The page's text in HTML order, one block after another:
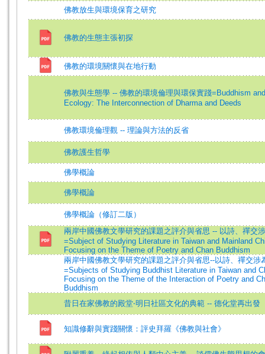
佛教放生與環境保育之研究
佛教的生態主張初探
佛教的環境關懷與在地行動
佛教與生態學 -- 佛教的環境倫理與環保實踐=Buddhism and
Ecology: The Interconnection of Dharma and Deeds
佛教環境倫理觀 -- 理論與方法的反省
佛教護生哲學
佛學概論
佛學概論
佛學概論（修訂二版）
兩岸中國佛教文學研究的課題之評介與省思 -- 以詩、禪交
=Subject of Studying Literature in Taiwan and Mainland
Focusing on the Theme of Poetry and Chan Buddhism
兩岸中國佛教文學研究的課題之評介與省思--以詩、禪交涉
=Subjects of Studying Buddhist Literature in Taiwan and
Focusing on the Theme of the Interaction of Poetry and
Buddhism
昔日在家佛教的殿堂‧明日社區文化的典範 -- 德化堂再出發
知識修辭與實踐關懷：評史拜羅《佛教與社會》